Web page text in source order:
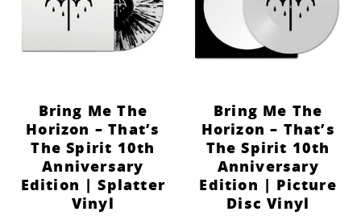
Bring Me The
Horizon – That’s
The Spirit 10th
Anniversary
Edition | Picture
Disc Vinyl
Bring Me The
Horizon – That’s
The Spirit 10th
Anniversary
Edition | Splatter
Vinyl